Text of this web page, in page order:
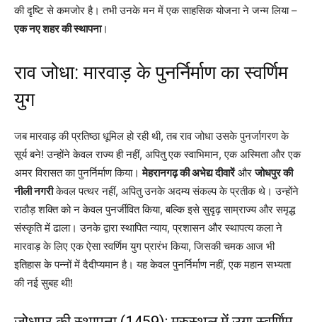
की दृष्टि से कमजोर है। तभी उनके मन में एक साहसिक योजना ने जन्म लिया –
एक नए शहर की स्थापना।
राव जोधा: मारवाड़ के पुनर्निर्माण का स्वर्णिम
युग
जब मारवाड़ की प्रतिष्ठा धूमिल हो रही थी, तब राव जोधा उसके पुनर्जागरण के
सूर्य बने! उन्होंने केवल राज्य ही नहीं, अपितु एक स्वाभिमान, एक अस्मिता और एक
अमर विरासत का पुनर्निर्माण किया।मेहरानगढ़ की अभेद्य दीवारेंऔरजोधपुर की
नीली नगरीकेवल पत्थर नहीं, अपितु उनके अदम्य संकल्प के प्रतीक थे। उन्होंने
राठौड़ शक्ति को न केवल पुनर्जीवित किया, बल्कि इसे सुदृढ़ साम्राज्य और समृद्ध
संस्कृति में ढाला। उनके द्वारा स्थापित न्याय, प्रशासन और स्थापत्य कला ने
मारवाड़ के लिए एक ऐसा स्वर्णिम युग प्रारंभ किया, जिसकी चमक आज भी
इतिहास के पन्नों में दैदीप्यमान है। यह केवल पुनर्निर्माण नहीं, एक महान सभ्यता
की नई सुबह थी!